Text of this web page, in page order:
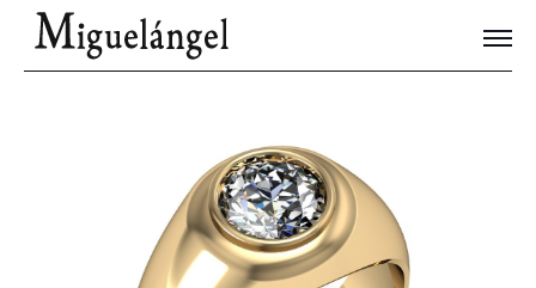
Joyas Únicas
Blog
Contacto